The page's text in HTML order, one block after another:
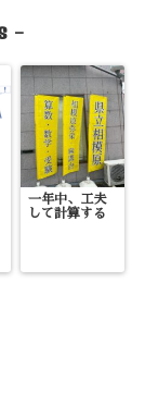
-
一年中、工夫
して計算する